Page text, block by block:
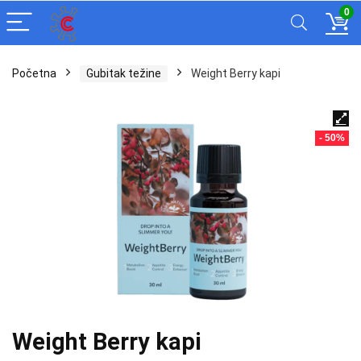
0
Početna Gubitak težine Weight Berry kapi
- 50%
Weight Berry kapi